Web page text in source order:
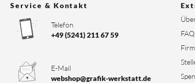
Service & Kontakt
Telefon
+49 (5241) 211 67 59
E-Mail
webshop@grafik-werkstatt.de